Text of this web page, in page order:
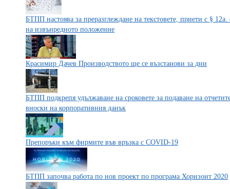
БТПП настоява за преразглеждане на текстовете, приети с §
на извънредното положение
Красимир Дачев Производството ще се възстанови за дни
БТПП подкрепя удължаване на сроковете за подаване на
вноски на корпоративния данък
Препоръки към фирмите във връзка с COVID-19
БТПП започва работа по нов проект по програма Хоризонт 2020